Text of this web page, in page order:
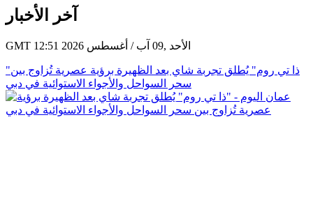
آخر الأخبار
GMT 12:51 2026 الأحد ,09 آب / أغسطس
"ذا تي روم" يُطلق تجربة شاي بعد الظهيرة برؤية عصرية تُزاوج بين
سحر السواحل والأجواء الاستوائية في دبي